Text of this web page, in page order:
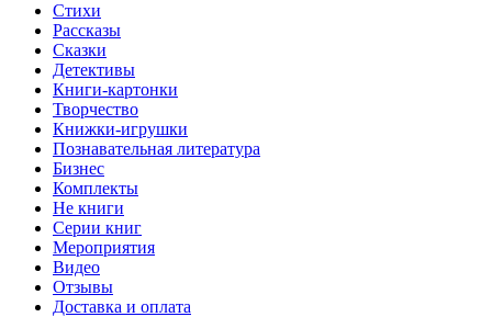
Стихи
Рассказы
Сказки
Детективы
Книги-картонки
Творчество
Книжки-игрушки
Познавательная литература
Бизнес
Комплекты
Не книги
Серии книг
Мероприятия
Видео
Отзывы
Доставка и оплата